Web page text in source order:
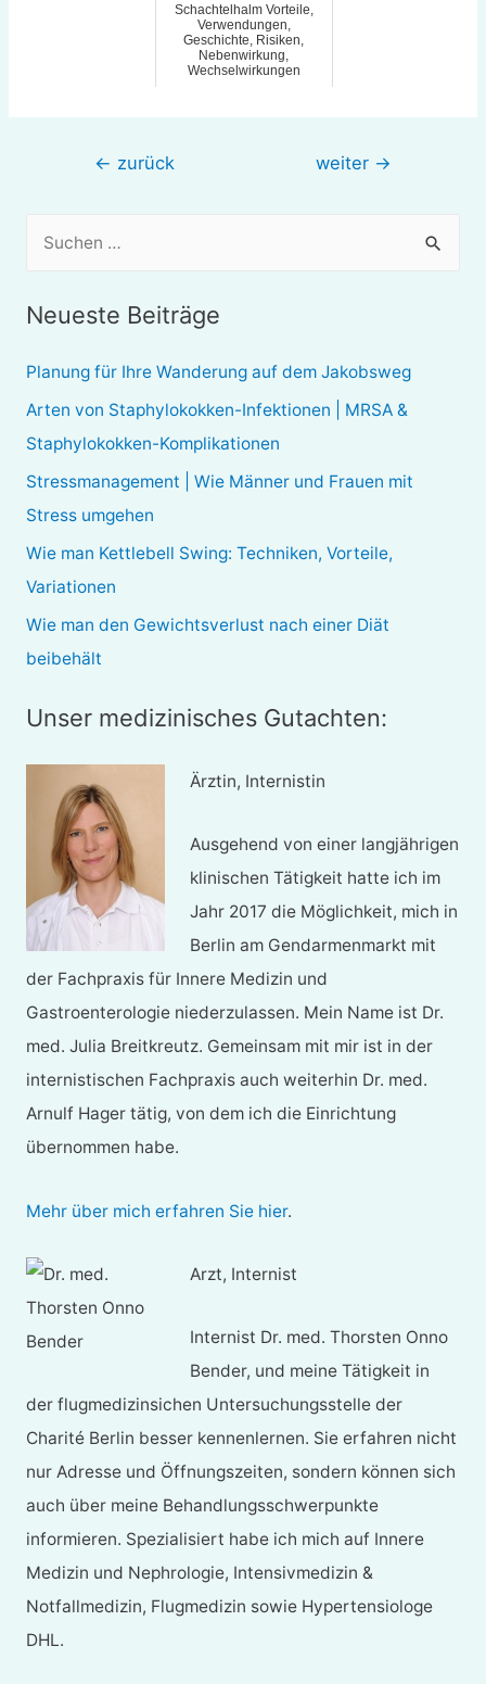
Schachtelhalm Vorteile,
Verwendungen,
Geschichte, Risiken,
Nebenwirkung,
Wechselwirkungen
Beitragsnavigation
← zurück weiter →
e
n
n
Neueste Beiträge
Planung für Ihre Wanderung auf dem Jakobsweg
Arten von Staphylokokken-Infektionen | MRSA &
Staphylokokken-Komplikationen
Stressmanagement | Wie Männer und Frauen mit
Stress umgehen
Wie man Kettlebell Swing: Techniken, Vorteile,
Variationen
Wie man den Gewichtsverlust nach einer Diät
beibehält
Unser medizinisches Gutachten:
Ärztin, Internistin
Ausgehend von einer langjährigen
klinischen Tätigkeit hatte ich im
Jahr 2017 die Möglichkeit, mich in
Berlin am Gendarmenmarkt mit
der Fachpraxis für Innere Medizin und
Gastroenterologie niederzulassen. Mein Name ist Dr.
med. Julia Breitkreutz. Gemeinsam mit mir ist in der
internistischen Fachpraxis auch weiterhin Dr. med.
Arnulf Hager tätig, von dem ich die Einrichtung
übernommen habe.
Mehr über mich erfahren Sie hier.
Arzt, Internist
Internist Dr. med. Thorsten Onno
Bender, und meine Tätigkeit in
der flugmedizinsichen Untersuchungsstelle der
Charité Berlin besser kennenlernen. Sie erfahren nicht
nur Adresse und Öffnungszeiten, sondern können sich
auch über meine Behandlungsschwerpunkte
informieren. Spezialisiert habe ich mich auf Innere
Medizin und Nephrologie, Intensivmedizin &
Notfallmedizin, Flugmedizin sowie Hypertensiologe
DHL.